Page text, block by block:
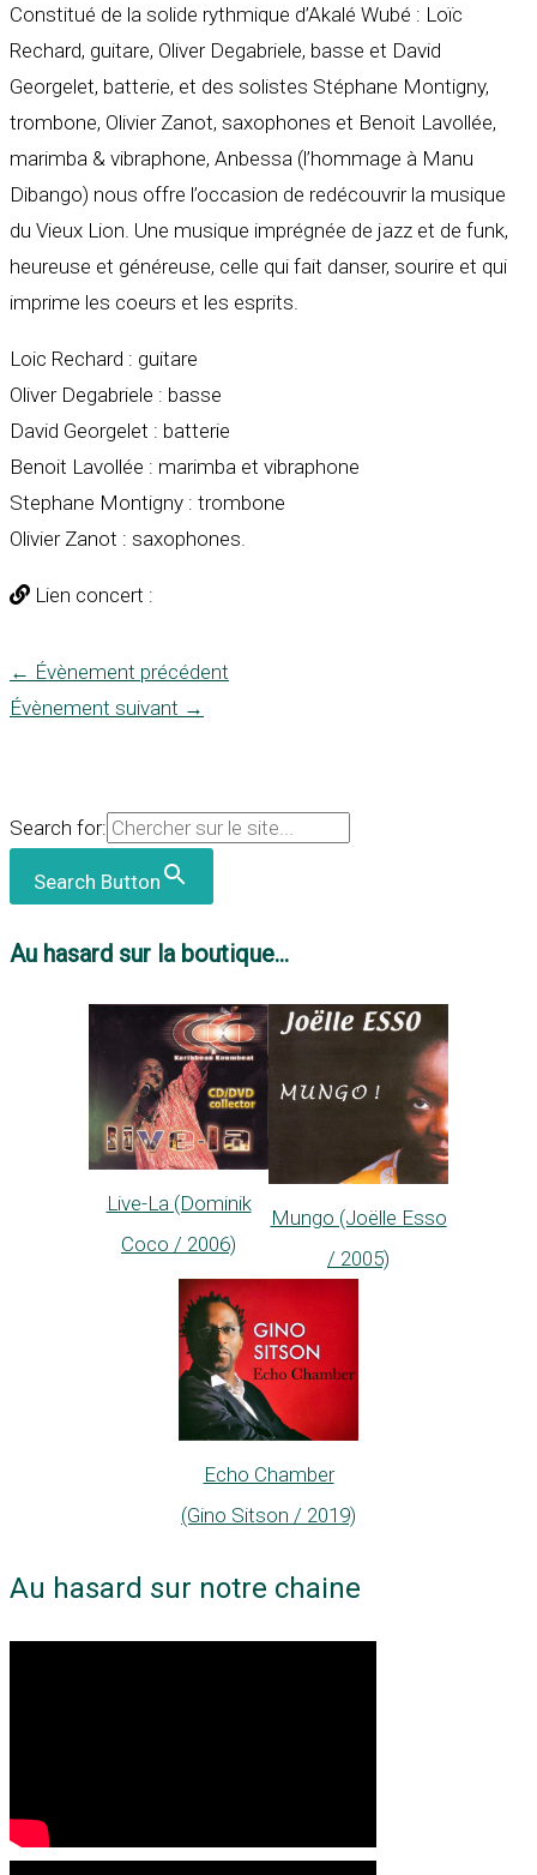
Constitué de la solide rythmique d’Akalé Wubé : Loïc
Rechard, guitare, Oliver Degabriele, basse et David
Georgelet, batterie, et des solistes Stéphane Montigny,
trombone, Olivier Zanot, saxophones et Benoit Lavollée,
marimba & vibraphone, Anbessa (l’hommage à Manu
Dibango) nous offre l’occasion de redécouvrir la musique
du Vieux Lion. Une musique imprégnée de jazz et de funk,
heureuse et généreuse, celle qui fait danser, sourire et qui
imprime les coeurs et les esprits.
Loic Rechard : guitare
Oliver Degabriele : basse
David Georgelet : batterie
Benoit Lavollée : marimba et vibraphone
Stephane Montigny : trombone
Olivier Zanot : saxophones.
Lien concert :
← Évènement précédent
Évènement suivant →
Search for:
Search Button
Au hasard sur la boutique...
Live-La (Dominik
Coco / 2006)
Mungo (Joëlle Esso
/ 2005)
Echo Chamber
(Gino Sitson / 2019)
Au hasard sur notre chaine